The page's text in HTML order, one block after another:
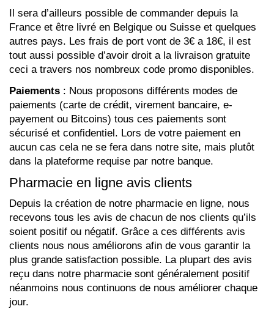
Il sera d’ailleurs possible de commander depuis la
France et être livré en Belgique ou Suisse et quelques
autres pays. Les frais de port vont de 3€ a 18€, il est
tout aussi possible d’avoir droit a la livraison gratuite
ceci a travers nos nombreux code promo disponibles.
Paiements : Nous proposons différents modes de
paiements (carte de crédit, virement bancaire, e-
payement ou Bitcoins) tous ces paiements sont
sécurisé et confidentiel. Lors de votre paiement en
aucun cas cela ne se fera dans notre site, mais plutôt
dans la plateforme requise par notre banque.
Pharmacie en ligne avis clients
Depuis la création de notre pharmacie en ligne, nous
recevons tous les avis de chacun de nos clients qu’ils
soient positif ou négatif. Grâce a ces différents avis
clients nous nous améliorons afin de vous garantir la
plus grande satisfaction possible. La plupart des avis
reçu dans notre pharmacie sont généralement positif
néanmoins nous continuons de nous améliorer chaque
jour.